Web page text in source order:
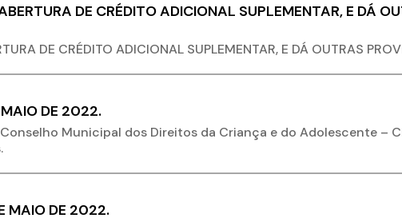
DE CRÉDITO ADICIONAL SUPLEMENTAR, E DÁ
DE CRÉDITO ADICIONAL SUPLEMENTAR, E DÁ OUTRAS
MAIO DE 2022.
Municipal dos Direitos da Criança e do Adolescente –
MAIO DE 2022.